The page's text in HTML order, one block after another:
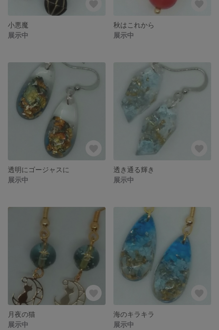
小悪魔
展示中
秋はこれから
展示中
透明にゴージャスに
展示中
透き通る輝き
展示中
月夜の猫
展示中
海のキラキラ
展示中